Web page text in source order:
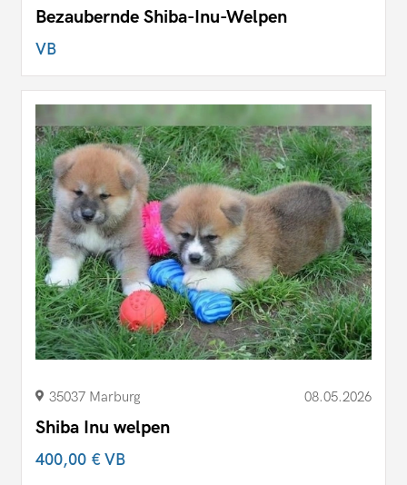
Bezaubernde Shiba-Inu-Welpen
VB
35037 Marburg 08.05.2026
Shiba Inu welpen
400,00 €VB